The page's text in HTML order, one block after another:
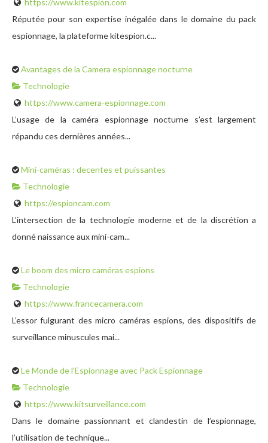
https://www.kitespion.com
Réputée pour son expertise inégalée dans le domaine du pack
espionnage, la plateforme kitespion.c...
Avantages de la Camera espionnage nocturne
Technologie
https://www.camera-espionnage.com
L’usage de la caméra espionnage nocturne s’est largement
répandu ces dernières années...
Mini-caméras : decentes et puissantes
Technologie
https://espioncam.com
L’intersection de la technologie moderne et de la discrétion a
donné naissance aux mini-cam...
Le boom des micro caméras espions
Technologie
https://www.francecamera.com
L’essor fulgurant des micro caméras espions, des dispositifs de
surveillance minuscules mai...
Le Monde de l'Espionnage avec Pack Espionnage
Technologie
https://www.kitsurveillance.com
Dans le domaine passionnant et clandestin de l’espionnage,
l’utilisation de technique...